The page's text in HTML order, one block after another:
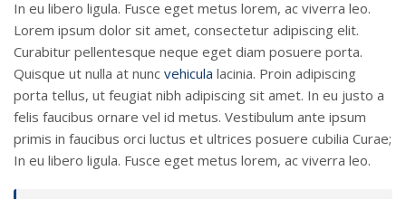
In eu libero ligula. Fusce eget metus lorem, ac viverra leo.
Lorem ipsum dolor sit amet, consectetur adipiscing elit.
Curabitur pellentesque neque eget diam posuere porta.
Quisque ut nulla at nunc vehicula lacinia. Proin adipiscing
porta tellus, ut feugiat nibh adipiscing sit amet. In eu justo a
felis faucibus ornare vel id metus. Vestibulum ante ipsum
primis in faucibus orci luctus et ultrices posuere cubilia Curae;
In eu libero ligula. Fusce eget metus lorem, ac viverra leo.